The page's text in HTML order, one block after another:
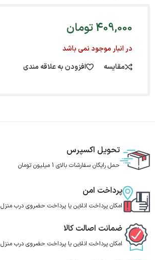
409,000تومان
در انبار موجود نمی باشد
مقایسه
افزودن به علاقه مندی
تحویل اکسپرس
حمل رایگان سفارشات بالای 1 میلیون تومان
پرداخت امن
امکان پرداخت انلاین یا پرداخت حضروی درب منزل
ضمانت اصالت کالا
امکان پرداخت انلاین یا پرداخت حضروی درب منزل